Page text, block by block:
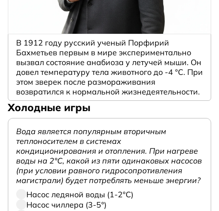
В 1912 году русский ученый Порфирий
Бахметьев первым в мире экспериментально
вызвал состояние анабиоза у летучей мыши. Он
довел температуру тела животного до -4 °C. При
этом зверек после размораживания
возвратился к нормальной жизнедеятельности.
Холодные игры
Вода является популярным вторичным
теплоносителем в системах
кондиционирования и отопления. При нагреве
воды на 2°С, какой из пяти одинаковых насосов
(при условии равного гидросопротивления
магистрали) будет потреблять меньше энергии?
Насос ледяной воды (1-2°С)
Насос чиллера (3-5°)